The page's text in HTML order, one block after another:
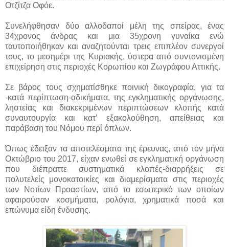
Οτζίτζα Οφόε.
Συνελήφθησαν δύο αλλοδαποί μέλη της σπείρας, ένας
34χρονος άνδρας και μια 35χρονη γυναίκα ενώ
ταυτοποιήθηκαν και αναζητούνται τρεις επιπλέον συνεργοί
τους, το μεσημέρι της Κυριακής, ύστερα από συντονισμένη
επιχείρηση στις περιοχές Κορωπίου και Ζωγράφου Αττικής.
Σε βάρος τους σχηματίσθηκε ποινική δικογραφία, για τα
-κατά περίπτωση-αδικήματα, της εγκληματικής οργάνωσης,
ληστείας και διακεκριμένων περιπτώσεων κλοπής κατά
συναυτουργία και κατ’ εξακολούθηση, απείθειας και
παράβαση του Νόμου περί όπλων.
Όπως έδειξαν τα αποτελέσματα της έρευνας, από τον μήνα
Οκτώβριο του 2017, είχαν ενωθεί σε εγκληματική οργάνωση
που διέπραττε συστηματικά κλοπές-διαρρήξεις σε
πολυτελείς μονοκατοικίες και διαμερίσματα στις περιοχές
των Νοτίων Προαστίων, από το εσωτερικό των οποίων
αφαιρούσαν κοσμήματα, ρολόγια, χρηματικά ποσά και
επώνυμα είδη ένδυσης.